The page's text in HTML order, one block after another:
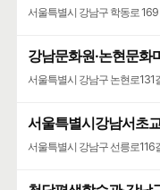
서울특별시 강남구 학동로 169
강남문화원·논현문화
서울특별시 강남구 논현로131
서울특별시강남서초
서울특별시 강남구 선릉로116